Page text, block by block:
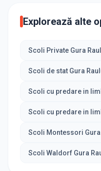
Explorează alte
Scoli Private Gura
Scoli de stat Gura
Scoli cu predare in
Scoli cu predare in
Scoli Montessori Gura
Scoli Waldorf Gura